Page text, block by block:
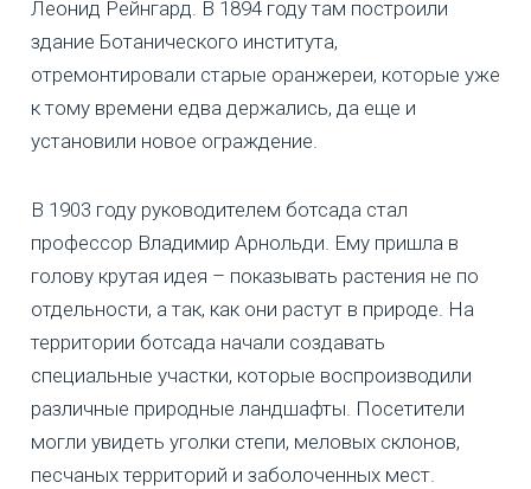
Леонид Рейнгард. В 1894 году там построили
здание Ботанического института,
отремонтировали старые оранжереи, которые уже
к тому времени едва держались, да еще и
установили новое ограждение.
В 1903 году руководителем ботсада стал
профессор Владимир Арнольди. Ему пришла в
голову крутая идея – показывать растения не по
отдельности, а так, как они растут в природе. На
территории ботсада начали создавать
специальные участки, которые воспроизводили
различные природные ландшафты. Посетители
могли увидеть уголки степи, меловых склонов,
песчаных территорий и заболоченных мест.